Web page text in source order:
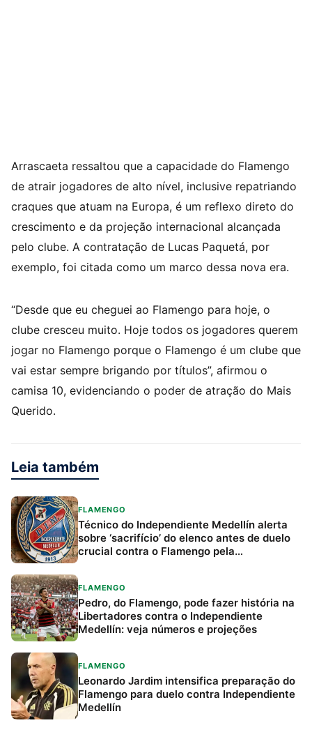
Arrascaeta ressaltou que a capacidade do Flamengo
de atrair jogadores de alto nível, inclusive repatriando
craques que atuam na Europa, é um reflexo direto do
crescimento e da projeção internacional alcançada
pelo clube. A contratação de Lucas Paquetá, por
exemplo, foi citada como um marco dessa nova era.
“Desde que eu cheguei ao Flamengo para hoje, o
clube cresceu muito. Hoje todos os jogadores querem
jogar no Flamengo porque o Flamengo é um clube que
vai estar sempre brigando por títulos”, afirmou o
camisa 10, evidenciando o poder de atração do Mais
Querido.
Leia também
FLAMENGO
Técnico do Independiente Medellín alerta
sobre ‘sacrifício’ do elenco antes de duelo
crucial contra o Flamengo pela
FLAMENGO
Pedro, do Flamengo, pode fazer história na
Libertadores contra o Independiente
Medellín: veja números e projeções
FLAMENGO
Leonardo Jardim intensifica preparação do
Flamengo para duelo contra Independiente
Medellín